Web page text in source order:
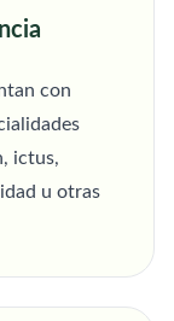
con
ictus,
u otras